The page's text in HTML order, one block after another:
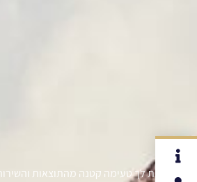
תן לנו לתת לך טעימה קטנה מהתוצאות